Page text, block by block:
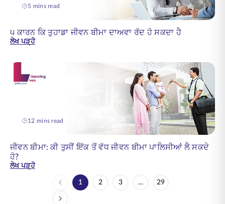
5 mins read
੫ ਕਾਰਨ ਕਿ ਤੁਹਾਡਾ ਜੀਵਨ ਬੀਮਾ ਦਾਅਵਾ ਰੱਦ ਹੋ ਸਕਦਾ ਹੈ
ਲੇਖ ਪੜ੍ਹੋ
12 mins read
ਜੀਵਨ ਬੀਮਾ: ਕੀ ਤੁਸੀਂ ਇੱਕ ਤੋਂ ਵੱਧ ਜੀਵਨ ਬੀਮਾ ਪਾਲਿਸੀਆਂ ਲੈ ਸਕਦੇ
ਹੋ?
ਲੇਖ ਪੜ੍ਹੋ
Page
1 Page
2 Page
3 ...Intermediate Pages Use
Page
29